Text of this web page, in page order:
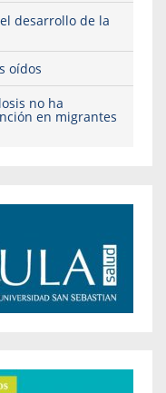
desarrollo de la
oídos
no ha
en migrantes